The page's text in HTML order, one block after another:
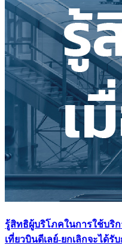
รู้สิทธิผู้บริโภคในการใช้บริก
เที่ยวบินดีเลย์-ยกเลิกจะได้รั